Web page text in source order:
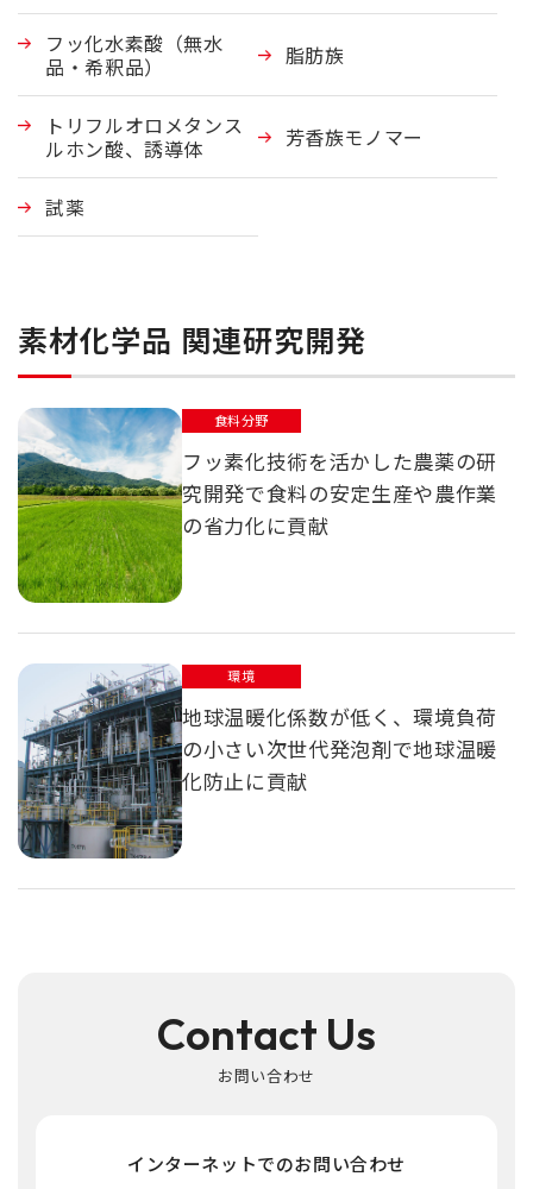
フッ化水素酸（無水
品・希釈品）
脂肪族
トリフルオロメタンス
ルホン酸、誘導体
芳香族モノマー
試薬
素材化学品 関連研究開発
食料分野
フッ素化技術を活かした農薬の研
究開発で食料の安定生産や農作業
の省力化に貢献
環境
地球温暖化係数が低く、環境負荷
の小さい次世代発泡剤で地球温暖
化防止に貢献
Contact Us
お問い合わせ
インターネットでのお問い合わせ